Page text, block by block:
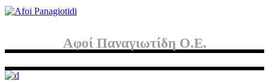
Αφοί Παναγιωτίδη Ο.Ε.